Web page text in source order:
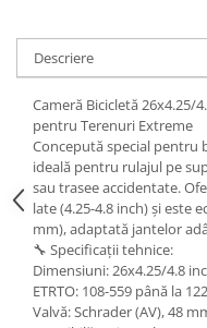
Descriere
Cameră Bicicletă 26x4.25/
pentru Terenuri Extreme
Concepută special pentru
ideală pentru rulajul pe
sau trasee accidentate.
late (4.25-4.8 inch) și este
mm), adaptată jantelor
🔧 Specificații tehnice:
Dimensiuni: 26x4.25/4.8
ETRTO: 108-559 până la
Valvă: Schrader (AV), 48